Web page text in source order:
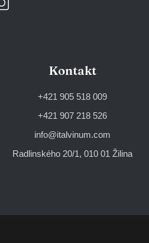
Kontakt
+421 905 518 009
+421 907 218 526
info@italvinum.com
Radlinského 20/1, 010 01 Žilina